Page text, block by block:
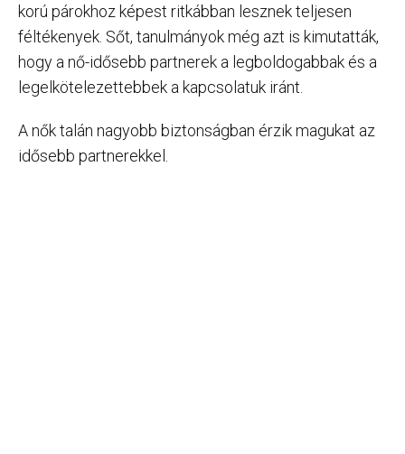
korú párokhoz képest ritkábban lesznek teljesen
féltékenyek. Sőt, tanulmányok még azt is kimutatták,
hogy a nő-idősebb partnerek a legboldogabbak és a
legelkötelezettebbek a kapcsolatuk iránt.
A nők talán nagyobb biztonságban érzik magukat az
idősebb partnerekkel.